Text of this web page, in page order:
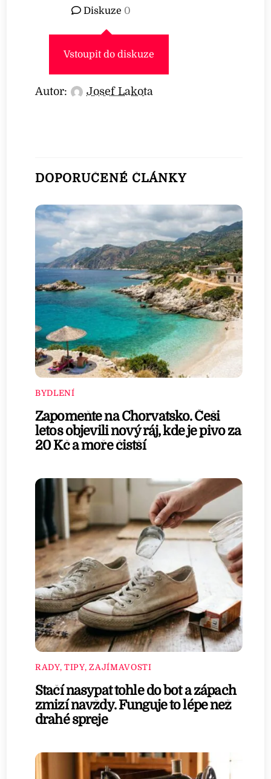
Diskuze 0
Vstoupit do diskuze
Autor: Josef Lakota
DOPORUČENÉ ČLÁNKY
BYDLENÍ
Zapomeňte na Chorvatsko. Češi
letos objevili nový ráj, kde je pivo za
20 Kč a moře čistší
RADY, TIPY, ZAJÍMAVOSTI
Stačí nasypat tohle do bot a zápach
zmizí navždy. Funguje to lépe než
drahé spreje